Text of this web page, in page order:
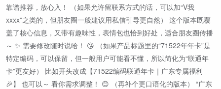
靠谱推荐，放心入！ （如果允许留联系方式的话，可以加“V我
xxxx”之类的，但朋友圈一般建议用私信引导更自然） 这个版本既覆
盖了核心信息，又带有趣味性，表情包也恰到好处，适合朋友圈传播
～ ✨ 需要修改随时说哈！ 😘 （如果产品标题里的“71522年年卡”是
特定编码，可以保留，但一般用户可能看不懂，所以简化为“联通年
卡”更友好） 比如开头改成【71522编码联通年卡｜广东专属福利
🎉】 也可以～ 看你需求调整！ 😊 （再补个更口语化的版本） “广东